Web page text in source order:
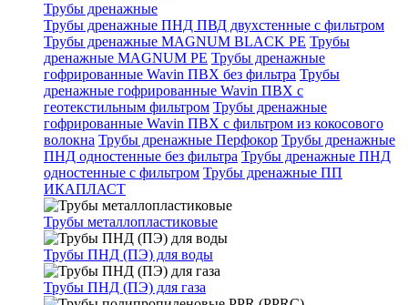
Трубы дренажные
Трубы дренажные ПНД ПВД двухстенные с фильтром
Трубы дренажные MAGNUM BLACK PE Трубы
дренажные MAGNUM PE Трубы дренажные
гофрированные Wavin ПВХ без фильтра Трубы
дренажные гофрированные Wavin ПВХ с
геотекстильным фильтром Трубы дренажные
гофрированные Wavin ПВХ с фильтром из кокосового
волокна Трубы дренажные Перфокор Трубы дренажные
ПНД одностенные без фильтра Трубы дренажные ПНД
одностенные с фильтром Трубы дренажные ПП
ИКАПЛАСТ
Трубы металлопластиковые
Трубы ПНД (ПЭ) для воды
Трубы ПНД (ПЭ) для газа